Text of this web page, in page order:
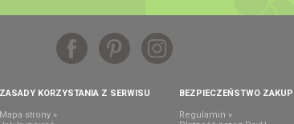
ZASADY KORZYSTANIA Z SERWISU
Mapa strony »
BEZPIECZEŃSTWO
Regulamin »